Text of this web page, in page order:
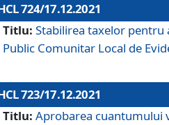
724/17.12.2021
Titlu: Stabilirea taxelor pentru
Public Comunitar Local de
723/17.12.2021
Titlu: Aprobarea